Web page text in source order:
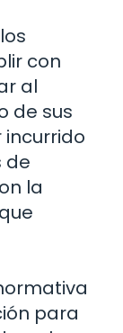
con
al
de sus
de
la
para